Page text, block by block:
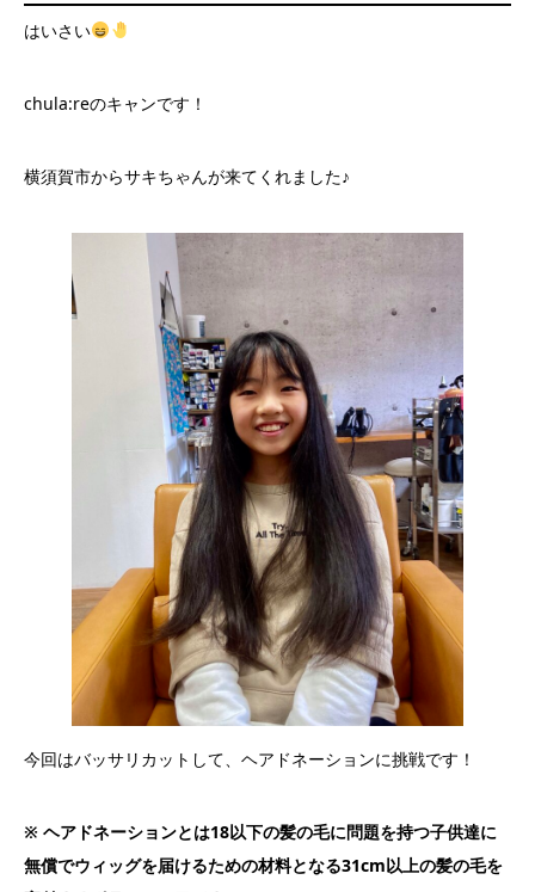
はいさい
chula:reのキャンです！
横須賀市からサキちゃんが来てくれました♪
今回はバッサリカットして、ヘアドネーションに挑戦です！
※ ヘアドネーションとは18以下の髪の毛に問題を持つ子供達に
無償でウィッグを届けるための材料となる31cm以上の髪の毛を